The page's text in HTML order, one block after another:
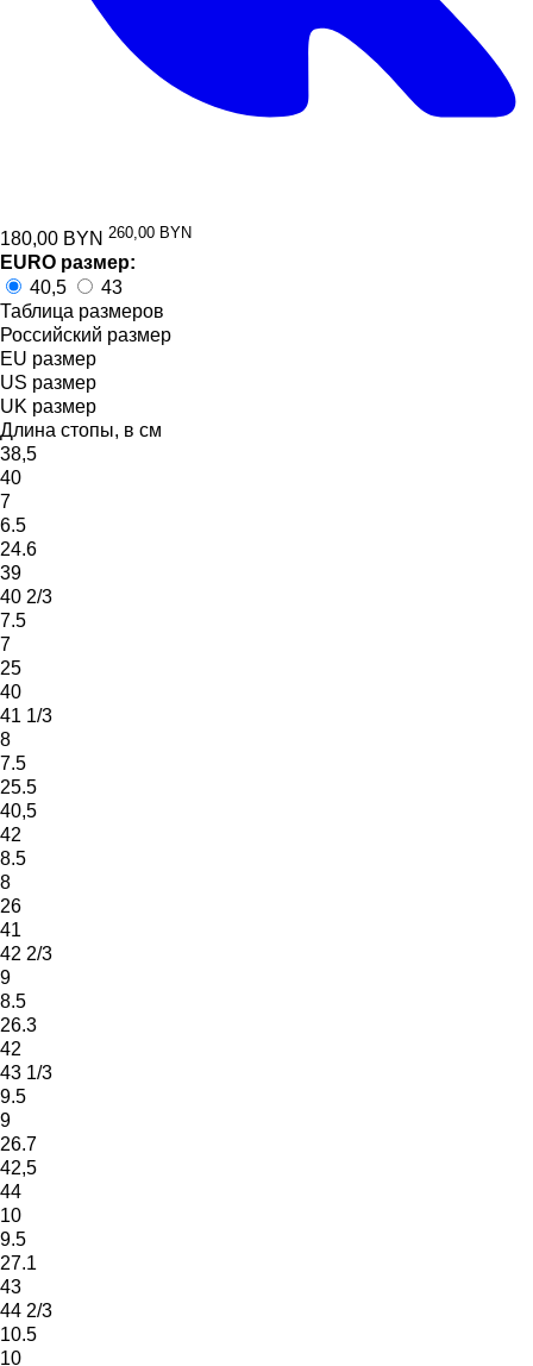
180,00 BYN 260,00 BYN
EURO размер:
40,5
43
Таблица размеров
Российский размер
EU размер
US размер
UK размер
Длина стопы, в см
38,5
40
7
6.5
24.6
39
40 2/3
7.5
7
25
40
41 1/3
8
7.5
25.5
40,5
42
8.5
8
26
41
42 2/3
9
8.5
26.3
42
43 1/3
9.5
9
26.7
42,5
44
10
9.5
27.1
43
44 2/3
10.5
10